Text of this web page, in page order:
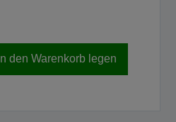
In den Warenkorb legen